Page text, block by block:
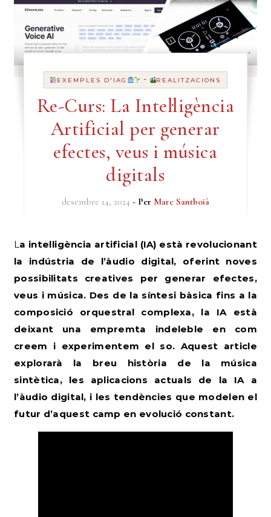
EXEMPLES D'IAG - REALITZACIONS
Re-Curs: La Intel·ligència
Artificial per generar
efectes, veus i música
digitals
desembre 14, 2024 - Per Marc Santboià
La intel·ligència artificial (IA) està revolucionant
la indústria de l’àudio digital, oferint noves
possibilitats creatives per generar efectes,
veus i música. Des de la síntesi bàsica fins a la
composició orquestral complexa, la IA està
deixant una empremta indeleble en com
creem i experimentem el so. Aquest article
explorarà la breu història de la música
sintètica, les aplicacions actuals de la IA a
l’àudio digital, i les tendències que modelen el
futur d’aquest camp en evolució constant.